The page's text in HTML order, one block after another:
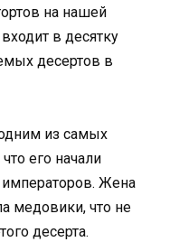
на нашей
в десятку
десертов в
из самых
его начали
императоров. Жена
медовики, что не
десерта.